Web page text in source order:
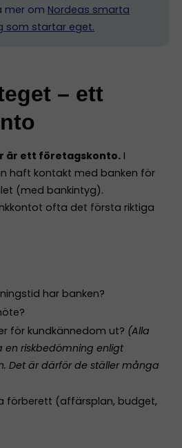
mer om Nordeas smarta
som startar eget.
– ett
är ett företagskonto. I
haft kontakt med banken för
(med bankintyg).
ofta det första riktiga
har banken?
för kundkännedom ut? (Alla
riskbedömning enligt
Det är därför de ställer många
förberett (affärsplan, budget,